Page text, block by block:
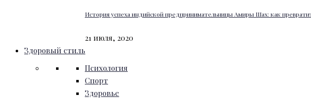
История успеха индийской предпринимательницы Амиры Шах: как
21 июля, 2020
Здоровый стиль
Психология
Спорт
Здоровье